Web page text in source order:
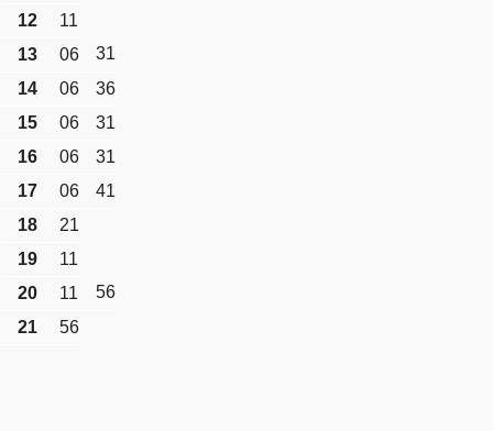
12
11
13
06
31
14
06
36
15
06
31
16
06
31
17
06
41
18
21
19
11
20
11
56
21
56